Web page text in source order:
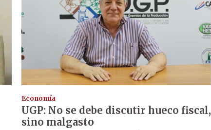
Economía
UGP: No se debe discutir hueco fiscal,
sino malgasto